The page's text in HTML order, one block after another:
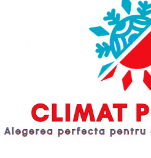
Cand conducta de scurgere este
infundata si apa urca la a un anumit
nivel, comutatorul de nivel al apei
va pluti si va trimite semnal pentru
Tava de scurgere incorporataIn
comparatie cu designul tavii de
incorporat tava de scurgere poate
reduce aderenta prafului si poate
evita apa scurgere.FLEXIBILITATE
DE PROIECTARE
a
O